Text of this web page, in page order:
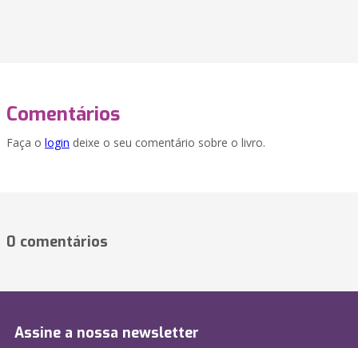
Comentários
Faça o login deixe o seu comentário sobre o livro.
0 comentários
Assine a nossa newsletter